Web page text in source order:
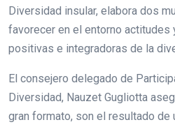
Diversidad insular, elabora dos
favorecer en el entorno actitudes
positivas e integradoras de la
El consejero delegado de
Diversidad, Nauzet Gugliotta
gran formato, son el resultado